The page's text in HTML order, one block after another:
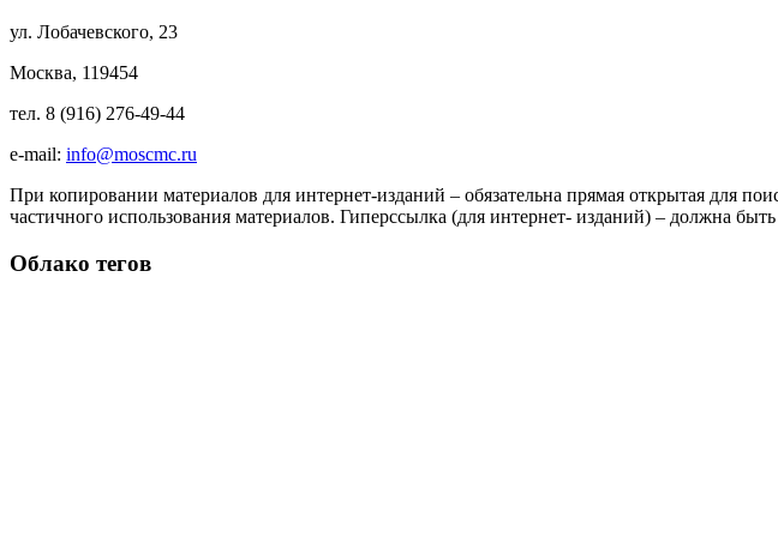
ул. Лобачевского, 23
Москва, 119454
тел. 8 (916) 276-49-44
e-mail: info@moscmc.ru
При копировании материалов для интернет-изданий – обязательна прямая открытая для
частичного использования материалов. Гиперссылка (для интернет- изданий) – должна
Облако тегов